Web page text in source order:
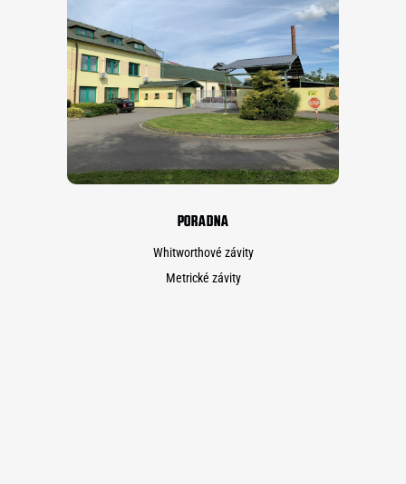
PORADNA
Whitworthové závity
Metrické závity